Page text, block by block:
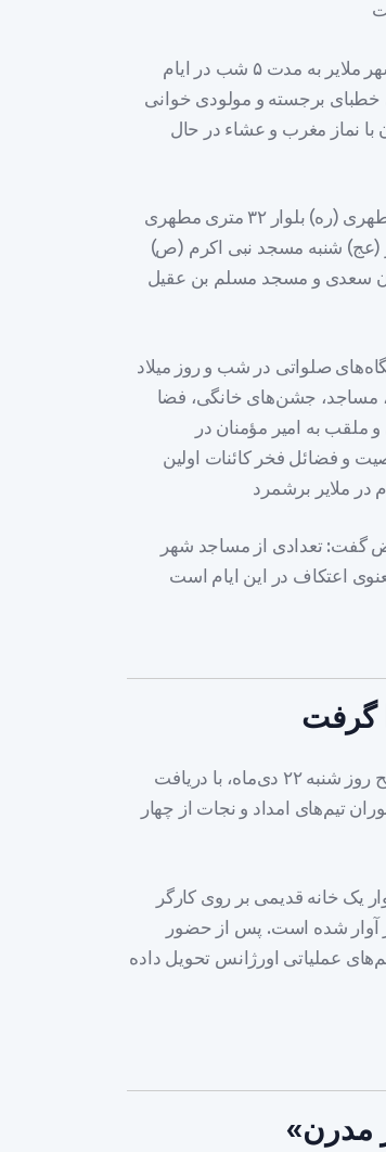
وی از برگزاری جشن‌های ویژه با عنوان «مولود کعبه» در ۵ مسجد شهر ملایر به مدت ۵ شب در ایام
خطبای برجسته و مولودی خوانی
با نماز مغرب و عشاء در حال
وی افزود: جشن‌های ویژه مولود که از ۲۰ دی ماه در مسجد شهید مطهری (ره) بلوار ۳۲ متری مطهری
ولیعصر (عج) شنبه مسجد نبی اکرم (ص)
سعدی و مسجد مسلم بن عقیل
صلواتی در شب و روز میلاد
مساجد، جشن‌های خانگی، فضا
به امیر مؤمنان در
و فضائل فخر کائنات اولین
گفت: تعدادی از مساجد شهر
گرفت
سید مصطفی محتشمیان در گفت‌وگو با خبرنگار مهر اظهار کرد: صبح روز شنبه ۲۲ دی‌ماه، با دریافت
خیابان محتشم کوی پاقپان، ۱۴ نفر از مأموران تیم‌های امداد و نجات از چهار
یک خانه قدیمی بر روی کارگر
شدن و در نهایت فوت این کارگر ۴۸ ساله زیر آوار شده است. پس از حضور
به تیم‌های عملیاتی اورژانس تحویل داده
مدرن